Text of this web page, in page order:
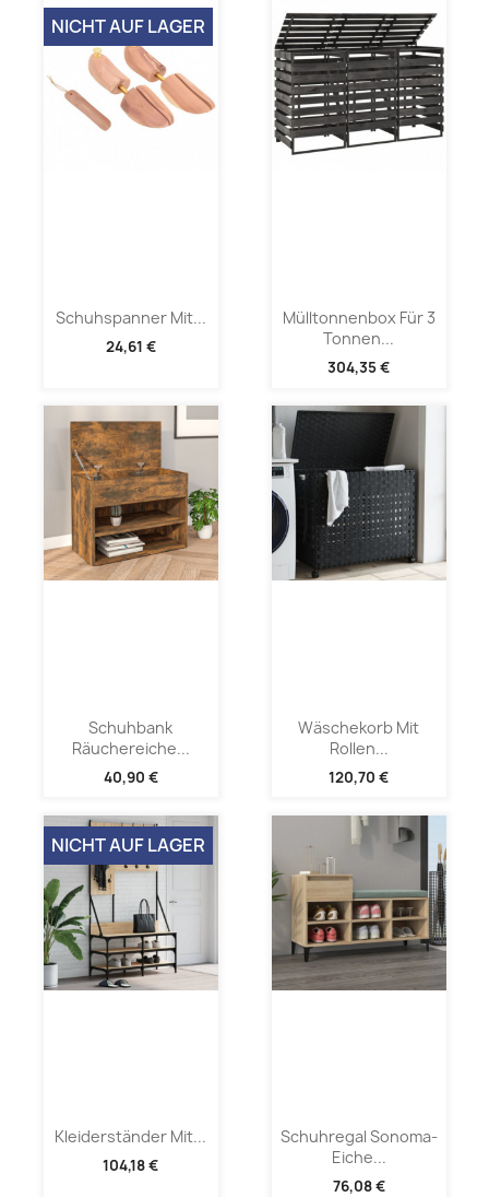
Schuhspanner Mit...
24,61 €
NICHT AUF LAGER
Mülltonnenbox Für 3
Tonnen...
304,35 €
Schuhbank
Räuchereiche...
40,90 €
Wäschekorb Mit
Rollen...
120,70 €
Kleiderständer Mit...
104,18 €
NICHT AUF LAGER
Schuhregal Sonoma-
Eiche...
76,08 €